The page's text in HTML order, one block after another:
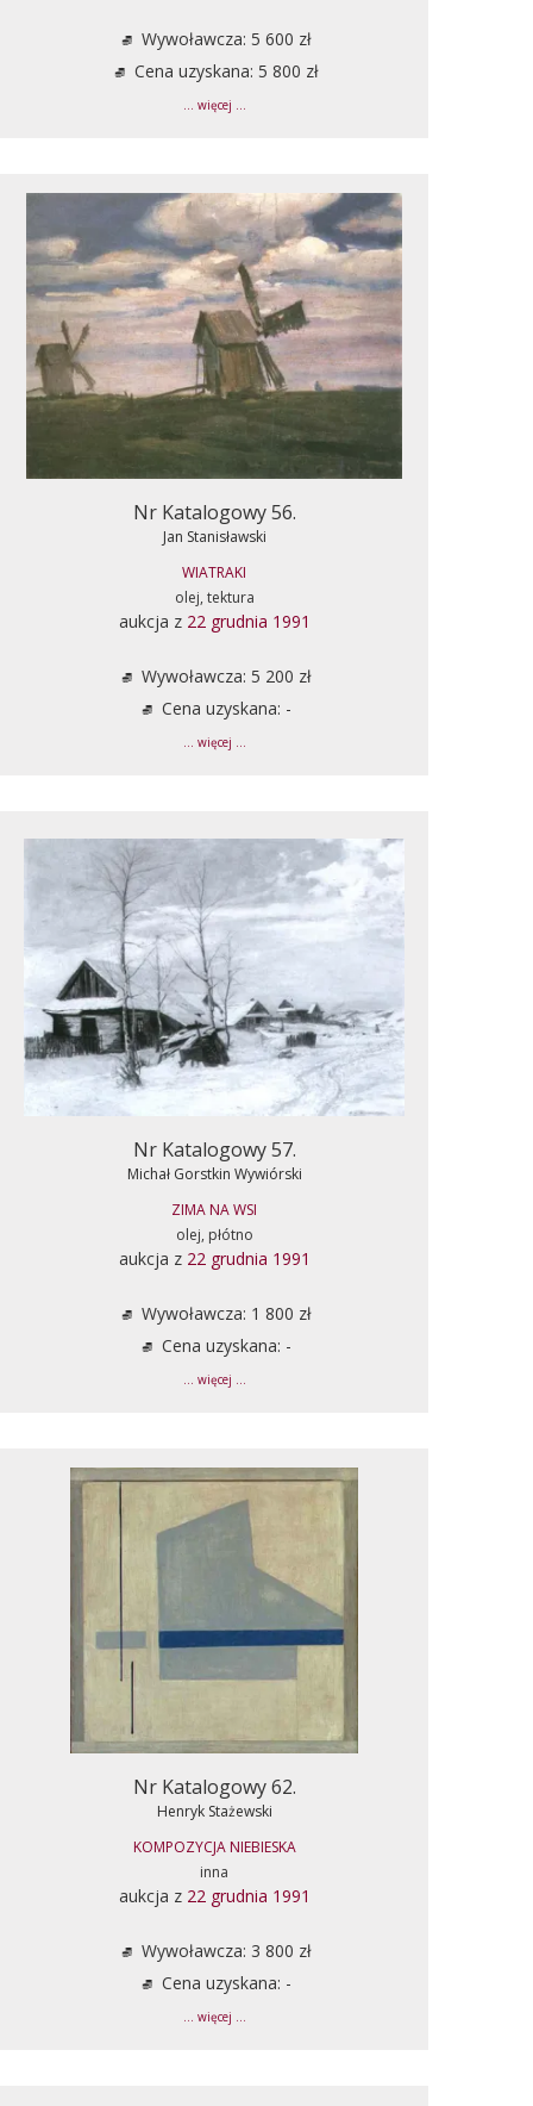
Wywoławcza: 5 600 zł
Cena uzyskana: 5 800 zł
... więcej ...
Nr Katalogowy 56.
Jan Stanisławski
WIATRAKI
olej, tektura
aukcja z 22 grudnia 1991
Wywoławcza: 5 200 zł
Cena uzyskana: -
... więcej ...
Nr Katalogowy 57.
Michał Gorstkin Wywiórski
ZIMA NA WSI
olej, płótno
aukcja z 22 grudnia 1991
Wywoławcza: 1 800 zł
Cena uzyskana: -
... więcej ...
Nr Katalogowy 62.
Henryk Stażewski
KOMPOZYCJA NIEBIESKA
inna
aukcja z 22 grudnia 1991
Wywoławcza: 3 800 zł
Cena uzyskana: -
... więcej ...